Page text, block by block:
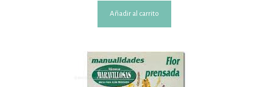
Añadir al carrito